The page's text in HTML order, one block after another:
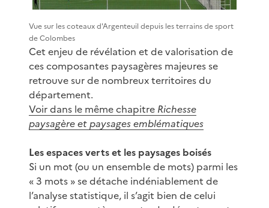
Vue sur les coteaux d'Argenteuil depuis les terrains de sport
de Colombes
Cet enjeu de révélation et de valorisation de
ces composantes paysagères majeures se
retrouve sur de nombreux territoires du
département.
Voir dans le même chapitre Richesse
paysagère et paysages emblématiques
Les espaces verts et les paysages boisés
Si un mot (ou un ensemble de mots) parmi les
« 3 mots » se détache indéniablement de
l’analyse statistique, il s’agit bien de celui